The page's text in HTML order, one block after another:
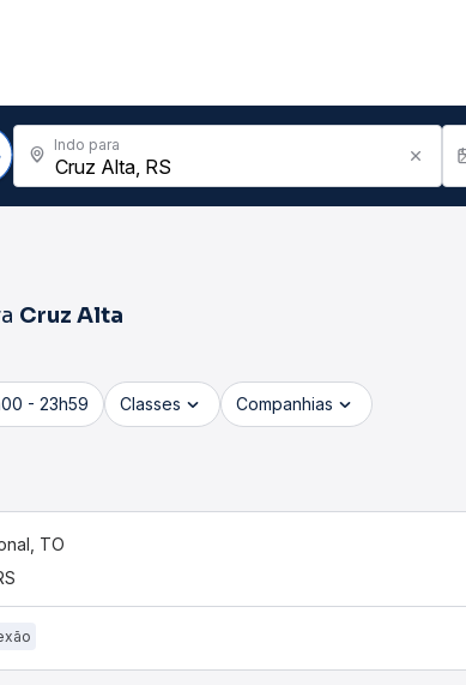
Indo para
Cruz Alta
- 23h59 Classes Companhias
TO